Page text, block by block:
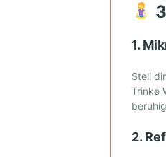
A
R
U
M
B
E
I
E
1.
Stell
Trinke
2.